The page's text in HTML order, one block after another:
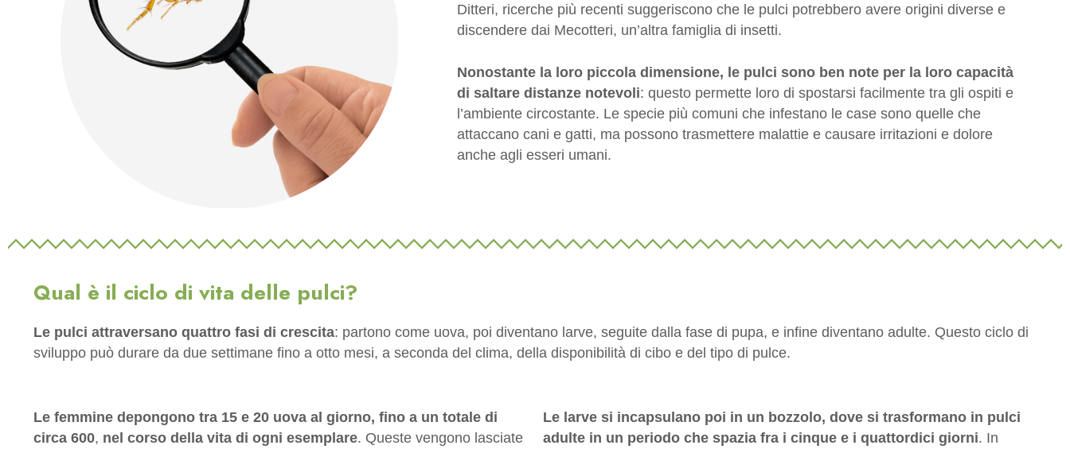
Ditteri, ricerche più recenti suggeriscono che le pulci potrebbero avere origini diverse e
discendere dai Mecotteri, un’altra famiglia di insetti.
Nonostante la loro piccola dimensione, le pulci sono ben note per la loro capacità
di saltare distanze notevoli: questo permette loro di spostarsi facilmente tra gli ospiti e
l’ambiente circostante. Le specie più comuni che infestano le case sono quelle che
attaccano cani e gatti, ma possono trasmettere malattie e causare irritazioni e dolore
anche agli esseri umani.
Qual è il ciclo di vita delle pulci?
Le pulci attraversano quattro fasi di crescita: partono come uova, poi diventano larve, seguite dalla fase di pupa, e infine diventano adulte. Questo ciclo di
sviluppo può durare da due settimane fino a otto mesi, a seconda del clima, della disponibilità di cibo e del tipo di pulce.
Le femmine depongono tra 15 e 20 uova al giorno, fino a un totale di
circa 600, nel corso della vita di ogni esemplare. Queste vengono lasciate
Le larve si incapsulano poi in un bozzolo, dove si trasformano in pulci
adulte in un periodo che spazia fra i cinque e i quattordici giorni. In